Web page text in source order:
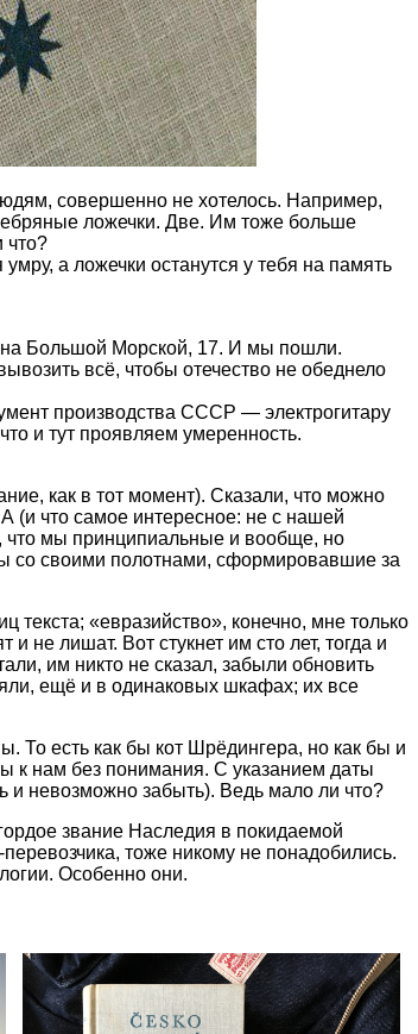
совершенно не хотелось. Например,
ложечки. Две. Им тоже больше
что?
а ложечки останутся у тебя на память
на Большой Морской, 17. И мы пошли.
всё, чтобы отечество не обеднело
производства СССР — электрогитару
и тут проявляем умеренность.
как в тот момент). Сказали, что можно
(и что самое интересное: не с нашей
что мы принципиальные и вообще, но
со своими полотнами, сформировавшие за
«евразийство», конечно, мне только
не лишат. Вот стукнет им сто лет, тогда и
им никто не сказал, забыли обновить
ещё и в одинаковых шкафах; их все
То есть как бы кот Шрёдингера, но как бы и
к нам без понимания. С указанием даты
и невозможно забыть). Ведь мало ли что?
звание Наследия в покидаемой
тоже никому не понадобились.
Особенно они.